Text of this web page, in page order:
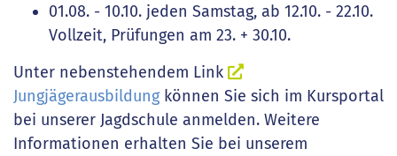
01.08. - 10.10. jeden Samstag, ab 12.10. - 22.10.
Vollzeit, Prüfungen am 23. + 30.10.
Unter nebenstehendem Link
Jungjägerausbildungkönnen Sie sich im Kursportal
bei unserer Jagdschule anmelden. Weitere
Informationen erhalten Sie bei unserem